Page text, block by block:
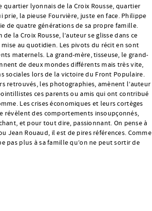
quartier lyonnais de la Croix Rousse, quartier
la pieuse Fourvière, juste en face. Philippe
de quatre générations de sa propre famille.
la Croix Rousse, l’auteur se glisse dans ce
au quotidien. Les pivots du récit en sont
maternels. La grand-mère, tisseuse, le grand-
de deux mondes différents mais très vite,
sociales lors de la victoire du Front Populaire.
retrouvés, les photographies, amènent l’auteur
ces parents ou amis qui ont contribué
Les crises économiques et leurs cortèges
révèlent des comportements insoupçonnés,
et pour tout dire, passionnant. On pense à
Jean Rouaud, il est de pires références. Comme
pas plus à sa famille qu’on ne peut sortir de